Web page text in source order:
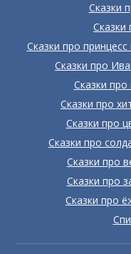
Сказки
Сказки про принцесс
Сказки про
Сказки про
Сказки про
Сказки про
Сказки про
Сказки про
Сказки про
Сказки про